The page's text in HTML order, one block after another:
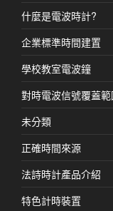
什麼是電波時計?
企業標準時間建置
學校教室電波鐘
對時電波信號覆蓋範
未分類
正確時間來源
法詩時計產品介紹
特色計時裝置